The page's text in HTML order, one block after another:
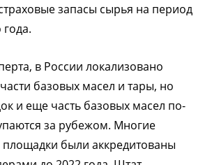
запасы сырья на период
года.
в России локализовано
базовых масел и тары, но
и еще часть базовых масел по-
за рубежом. Многие
были аккредитованы